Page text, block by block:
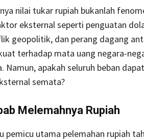
nilai tukar rupiah bukanlah
eksternal seperti penguatan
geopolitik, dan perang dagang
terhadap mata uang negara-
Namun, apakah seluruh beban
semata?
Melemahnya Rupiah
pemicu utama pelemahan rupiah